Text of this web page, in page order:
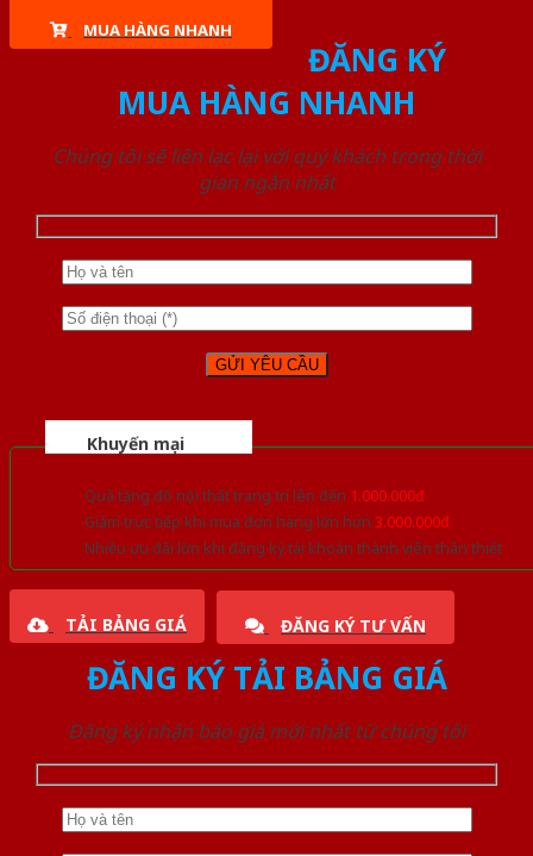
MUA HÀNG NHANH
ĐĂNG KÝ
MUA HÀNG NHANH
Chúng tôi sẽ liên lạc lại với quý khách trong thời
gian ngắn nhất
Khuyến mại
Quà tặng đồ nội thất trang trí lên đến 1.000.000đ
Giảm trực tiếp khi mua đơn hàng lớn hơn 3.000.000đ
Nhiều ưu đãi lớn khi đăng ký tài khoản thành viên thân thiết
TẢI BẢNG GIÁ ĐĂNG KÝ TƯ VẤN
ĐĂNG KÝ TẢI BẢNG GIÁ
Đăng ký nhận báo giá mới nhất từ chúng tôi